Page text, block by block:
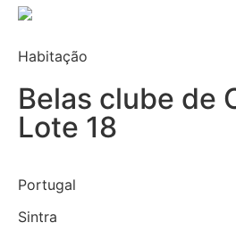
Habitação
Belas clube de
Lote 18
Portugal
Sintra